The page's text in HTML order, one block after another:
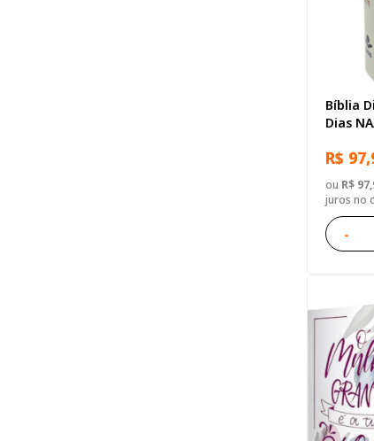
Bíblia
Dias
R$
ou R$
juros no
-